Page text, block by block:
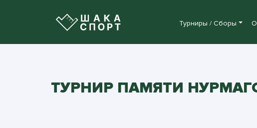
Турниры / Сборы
ТУРНИР ПАМЯТИ